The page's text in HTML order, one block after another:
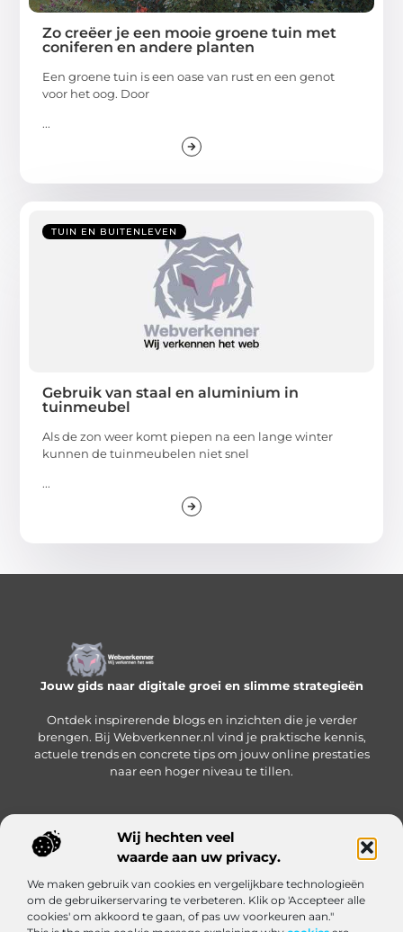
Wij hechten veel
waarde aan uw privacy.
We maken gebruik van cookies en vergelijkbare technologieën
om de gebruikerservaring te verbeteren. Klik op 'Accepteer alle
cookies' om akkoord te gaan, of pas uw voorkeuren aan."
Zo creëer je een mooie groene tuin met
coniferen en andere planten
Een groene tuin is een oase van rust en een genot
voor het oog. Door
...
TUIN EN BUITENLEVEN
Gebruik van staal en aluminium in
tuinmeubel
Als de zon weer komt piepen na een lange winter
kunnen de tuinmeubelen niet snel
...
Jouw gids naar digitale groei en slimme strategieën
Ontdek inspirerende blogs en inzichten die je verder
brengen. Bij Webverkenner.nl vind je praktische kennis,
actuele trends en concrete tips om jouw online prestaties
naar een hoger niveau te tillen.
Onze informatie
Bericht categorie